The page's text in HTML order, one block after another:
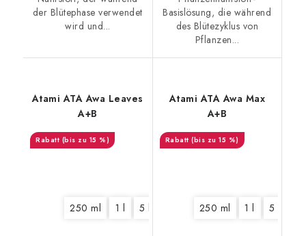
der Blütephase verwendet
wird und...
Basislösung, die während
des Blütezyklus von
Pflanzen...
Atami ATA Awa Leaves
A+B
(bis zu 15 %)
250 ml 1 l 5 l
Atami ATA Awa Max
A+B
(bis zu 15 %)
250 ml 1 l 5 l